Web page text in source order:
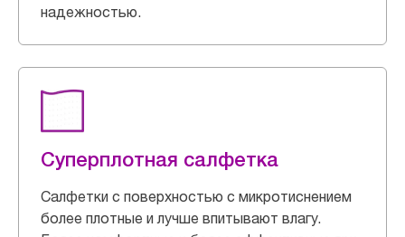
надежностью.
Суперплотная салфетка
Салфетки с поверхностью с микротиснением
более плотные и лучше впитывают влагу.